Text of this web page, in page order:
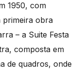
1950, com
primeira obra
– a Suite Festa
composta em
de quadros, onde